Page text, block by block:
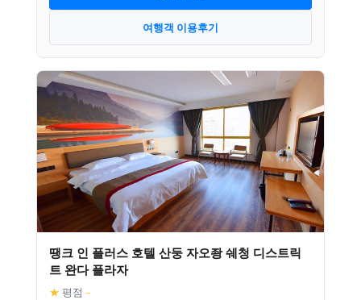
여행객 이용후기
땡크 인 플러스 호텔 산둥 자오좡 쉐청 디스트릭
트 완다 플라자
★ 평점 –